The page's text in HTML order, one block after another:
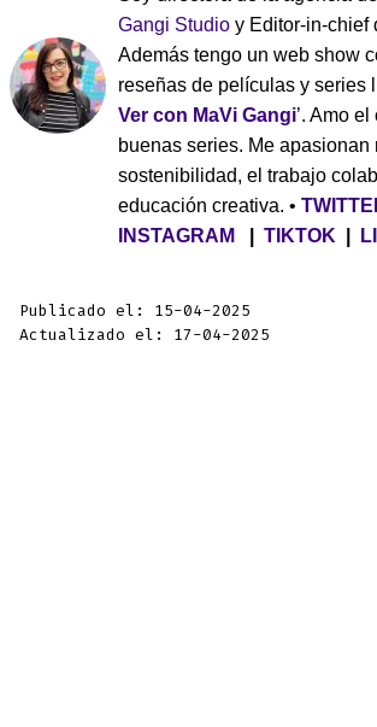
Gangi Studio y Editor-in-chief
Además tengo un web show
reseñas de películas y series
Ver con MaVi Gangi’. Amo
buenas series. Me apasionan
sostenibilidad, el trabajo
educación creativa. •
INSTAGRAM
TIKTOK
Publicado el: 15-04-2025
Actualizado el: 17-04-2025